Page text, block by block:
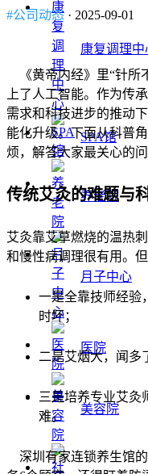
康复调理中
SPA馆
养老院
月子中心
医院
美容院
#公司动态 · 2025-09-01
《黄帝内经》里“针所
上了人工智能。作为传
需求和科技进步的推动
能化升级。下面从科普
烦，解答大家最关心的问
传统艾灸的难题与
艾灸靠艾草燃烧的温热
和慢性病调理很有用。
一是全靠技师经验
时坏；
二是艾烟大，闻多
三是培养专业艾灸
难。
深圳有家连锁养生馆